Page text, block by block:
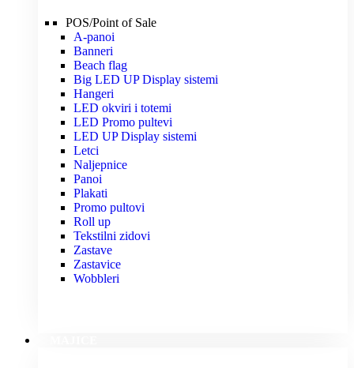
POS/Point of Sale
A-panoi
Banneri
Beach flag
Big LED UP Display sistemi
Hangeri
LED okviri i totemi
LED Promo pultevi
LED UP Display sistemi
Letci
Naljepnice
Panoi
Plakati
Promo pultovi
Roll up
Tekstilni zidovi
Zastave
Zastavice
Wobbleri